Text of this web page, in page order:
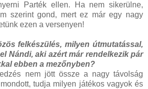
Parték ellen. Ha nem sikerülne,
szerint gond, mert ez már egy nagy
ezen a versenyen!
felkészülés, milyen útmutatással,
Nándi, aki azért már rendelkezik pár
ebben a mezőnyben?
nem jött össze a nagy távolság
tudja milyen játékos vagyok és